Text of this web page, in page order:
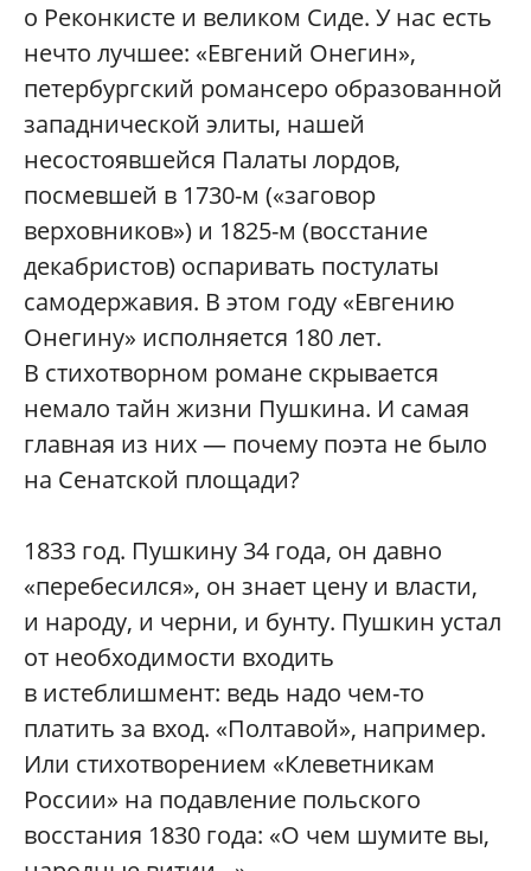
о Реконкисте и великом Сиде. У нас есть
нечто лучшее: «Евгений Онегин»,
петербургский романсеро образованной
западнической элиты, нашей
несостоявшейся Палаты лордов,
посмевшей в 1730-м («заговор
верховников») и 1825-м (восстание
декабристов) оспаривать постулаты
самодержавия. В этом году «Евгению
Онегину» исполняется 180 лет.
В стихотворном романе скрывается
немало тайн жизни Пушкина. И самая
главная из них — почему поэта не было
на Сенатской площади?
1833 год. Пушкину 34 года, он давно
«перебесился», он знает цену и власти,
и народу, и черни, и бунту. Пушкин устал
от необходимости входить
в истеблишмент: ведь надо чем-то
платить за вход. «Полтавой», например.
Или стихотворением «Клеветникам
России» на подавление польского
восстания 1830 года: «О чем шумите вы,